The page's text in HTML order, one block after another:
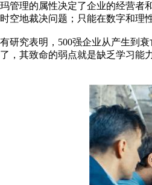
玛管理的属性决定了企业的经营者
时空地裁决问题；只能在数字和理
有研究表明，500强企业从产生到
了，其致命的弱点就是缺乏学习能力